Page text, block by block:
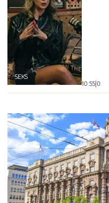
SEKS
10:55 0